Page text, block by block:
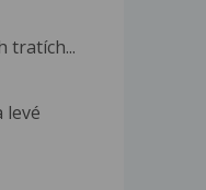
tratích...
levé